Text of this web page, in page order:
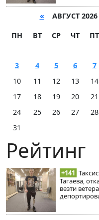
« АВГУСТ
ПН ВТ СР ЧТ ПТ
3
4 5 6 7
10
11 12 13 14
17
18 19 20 21
24
25 26 27 28
31
Рейтинг
+141
Тагаева,
везти